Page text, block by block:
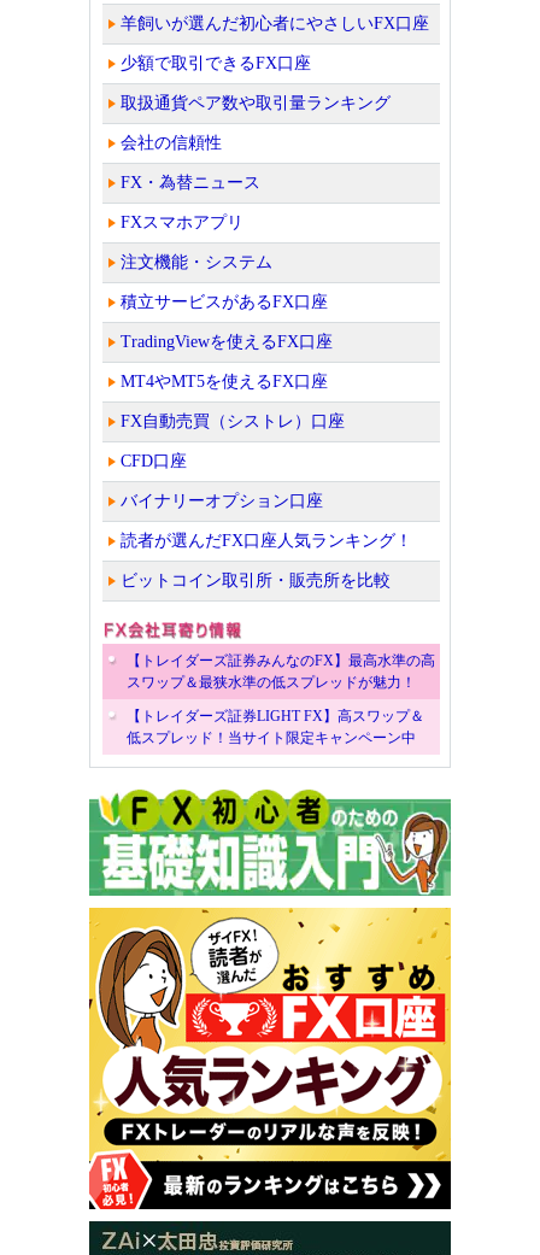
羊飼いが選んだ初心者にやさしいFX口座
少額で取引できるFX口座
取扱通貨ペア数や取引量ランキング
会社の信頼性
FX・為替ニュース
FXスマホアプリ
注文機能・システム
積立サービスがあるFX口座
TradingViewを使えるFX口座
MT4やMT5を使えるFX口座
FX自動売買（シストレ）口座
CFD口座
バイナリーオプション口座
読者が選んだFX口座人気ランキング！
ビットコイン取引所・販売所を比較
【トレイダーズ証券みんなのFX】最高水準の高
スワップ＆最狭水準の低スプレッドが魅力！
【トレイダーズ証券LIGHT FX】高スワップ＆
低スプレッド！当サイト限定キャンペーン中